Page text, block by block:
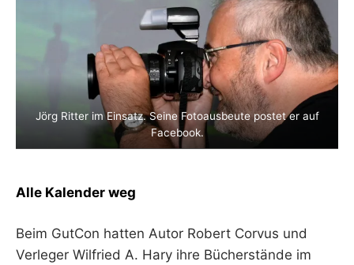
Jörg Ritter im Einsatz. Seine Fotoausbeute postet er auf
Facebook.
Alle Kalender weg
Beim GutCon hatten Autor Robert Corvus und
Verleger Wilfried A. Hary ihre Bücherstände im